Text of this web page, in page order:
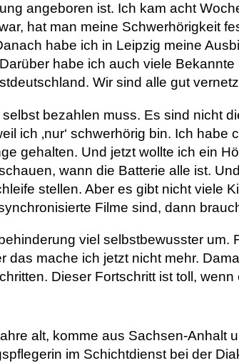
angeboren ist. Ich kam acht
hat man meine Schwerhörigkeit
habe ich in Leipzig meine
habe ich auch viele
Wir sind alle gut
bezahlen muss. Es sind nicht
ich ‚nur‘ schwerhörig bin. Ich
gehalten. Und jetzt wollte ich ein
wann die Batterie alle ist.
stellen. Aber es gibt nicht viele
Filme sind, dann
viel selbstbewusster
das mache ich jetzt nicht mehr.
Dieser Fortschritt ist toll,
alt, komme aus Sachsen-Anhalt
im Schichtdienst bei der